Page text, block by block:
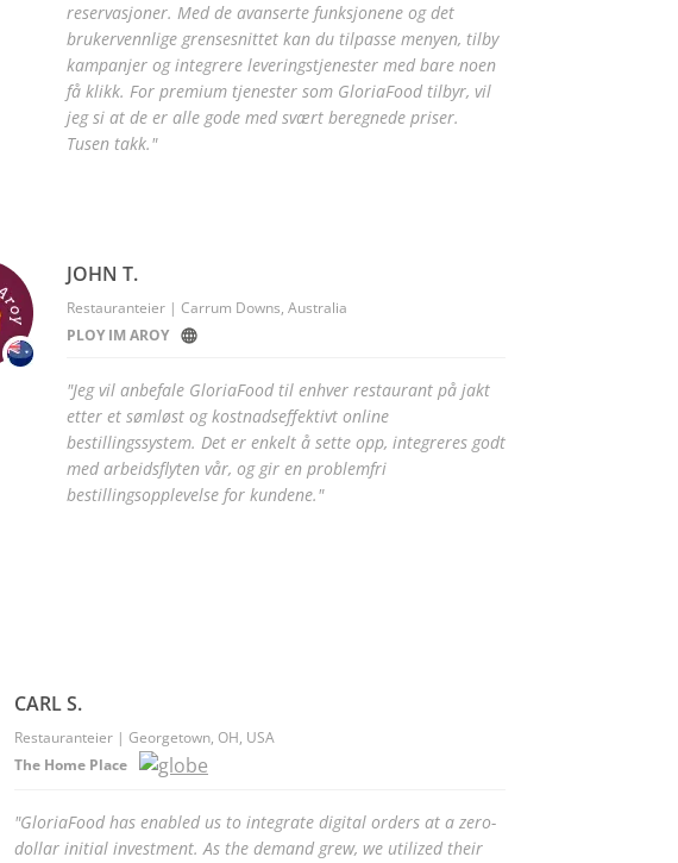
reservasjoner. Med de avanserte funksjonene og det
brukervennlige grensesnittet kan du tilpasse menyen, tilby
kampanjer og integrere leveringstjenester med bare noen
få klikk. For premium tjenester som GloriaFood tilbyr, vil
jeg si at de er alle gode med svært beregnede priser.
Tusen takk."
JOHN T.
Restauranteier | Carrum Downs, Australia
PLOY IM AROY
"Jeg vil anbefale GloriaFood til enhver restaurant på jakt
etter et sømløst og kostnadseffektivt online
bestillingssystem. Det er enkelt å sette opp, integreres godt
med arbeidsflyten vår, og gir en problemfri
bestillingsopplevelse for kundene."
CARL S.
Restauranteier | Georgetown, OH, USA
The Home Place
"GloriaFood has enabled us to integrate digital orders at a zero-
dollar initial investment. As the demand grew, we utilized their